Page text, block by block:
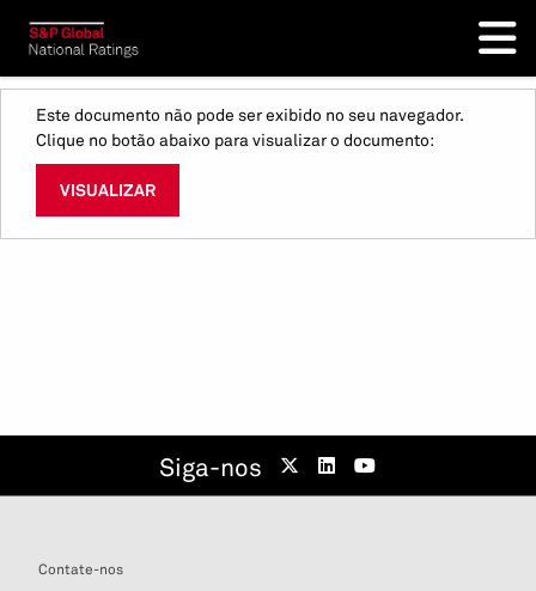
Este documento não pode ser exibido no seu navegador.
Clique no botão abaixo para visualizar o documento:
VISUALIZAR
Siga-nos
Contate-nos